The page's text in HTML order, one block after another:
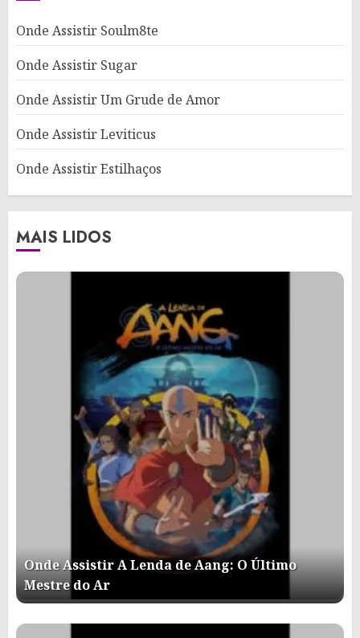
Onde Assistir Soulm8te
Onde Assistir Sugar
Onde Assistir Um Grude de Amor
Onde Assistir Leviticus
Onde Assistir Estilhaços
MAIS LIDOS
Onde Assistir A Lenda de Aang: O Último
Mestre do Ar